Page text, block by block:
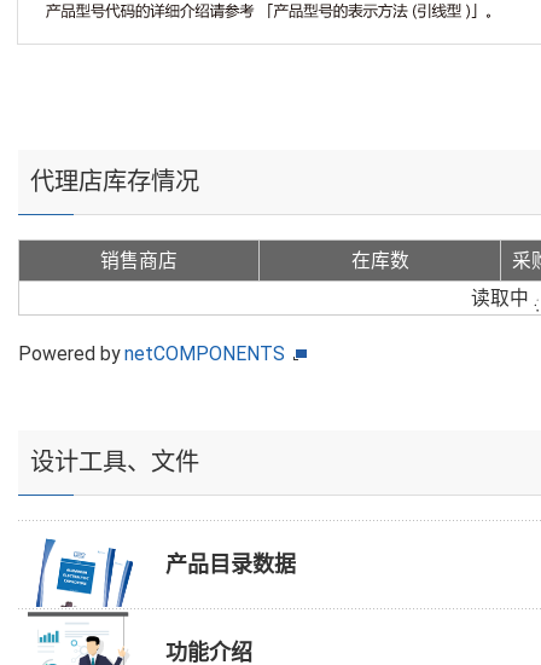
代理店库存情况
销售商店 在库数
采
读取中
Powered bynetCOMPONENTS
设计工具、文件
产品目录数据
功能介绍